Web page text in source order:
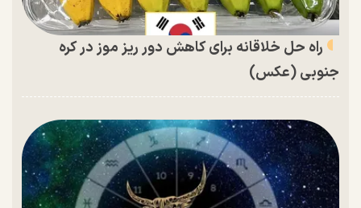
راه حل خلاقانه برای کاهش دور ریز موز در کره
جنوبی (عکس)